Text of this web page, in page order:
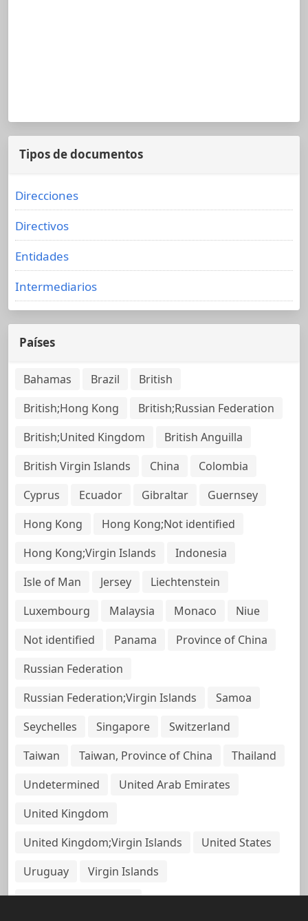
Tipos de documentos
Direcciones
Directivos
Entidades
Intermediarios
Países
Bahamas Brazil
British
British;Hong Kong
British;Russian Federation
British;United Kingdom
British Anguilla
British Virgin Islands
China
Colombia
Cyprus
Ecuador Gibraltar
Guernsey
Hong Kong
Hong Kong;Not identified
Hong Kong;Virgin Islands
Indonesia
Isle of Man
Jersey
Liechtenstein
Luxembourg
Malaysia Monaco
Niue
Not identified
Panama
Province of China
Russian Federation
Russian Federation;Virgin Islands
Samoa
Seychelles
Singapore
Switzerland
Taiwan
Taiwan, Province of China
Thailand
Undetermined
United Arab Emirates
United Kingdom
United Kingdom;Virgin Islands
United States
Uruguay
Virgin Islands
Virgin Islands, British